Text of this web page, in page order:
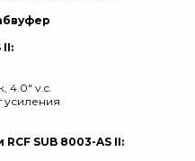
II:
4.0" v.c.
SUB 8003-AS II: